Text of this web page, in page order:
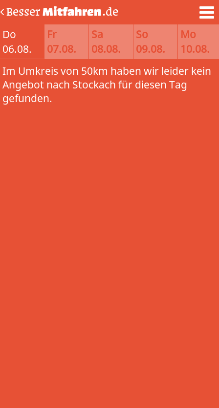
BesserMitfahren.de
Do
06.08.
Fr
07.08.
Sa
08.08.
So
09.08.
Mo
10.08.
Im Umkreis von 50km haben wir leider kein
Angebot nach Stockach für diesen Tag
gefunden.